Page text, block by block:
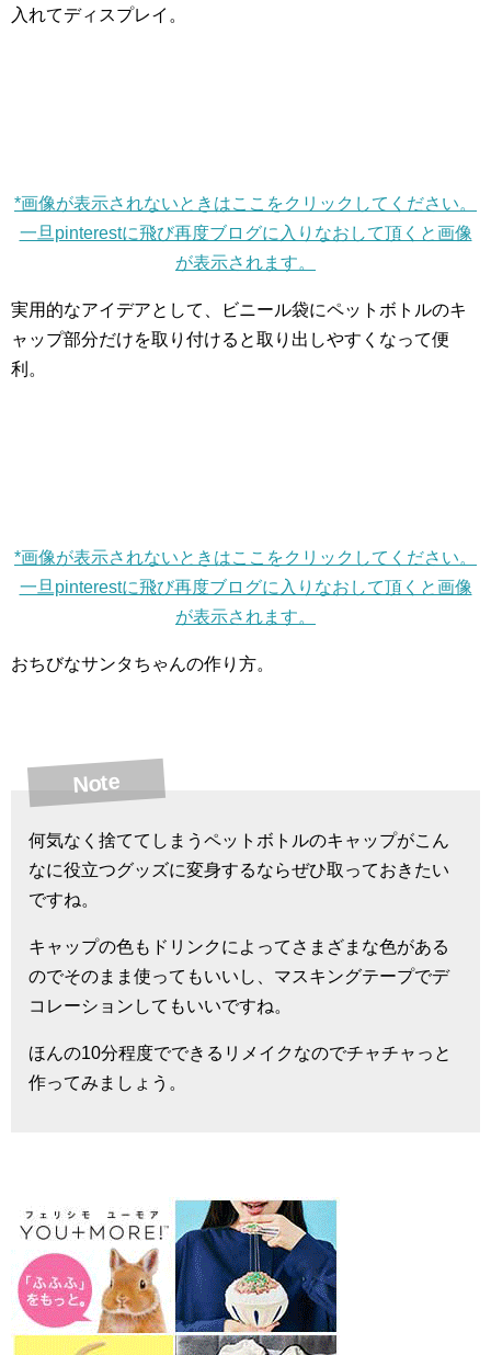
入れてディスプレイ。
*画像が表示されないときはここをクリックしてください。
一旦pinterestに飛び再度ブログに入りなおして頂くと画像
が表示されます。
実用的なアイデアとして、ビニール袋にペットボトルのキ
ャップ部分だけを取り付けると取り出しやすくなって便
利。
*画像が表示されないときはここをクリックしてください。
一旦pinterestに飛び再度ブログに入りなおして頂くと画像
が表示されます。
おちびなサンタちゃんの作り方。
Note
何気なく捨ててしまうペットボトルのキャップがこん
なに役立つグッズに変身するならぜひ取っておきたい
ですね。
キャップの色もドリンクによってさまざまな色がある
のでそのまま使ってもいいし、マスキングテープでデ
コレーションしてもいいですね。
ほんの10分程度でできるリメイクなのでチャチャっと
作ってみましょう。